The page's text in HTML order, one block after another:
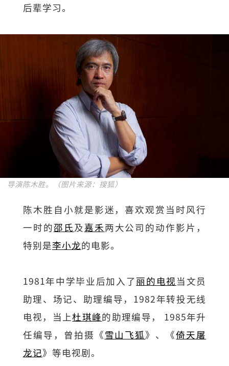
后辈学习。
导演陈木胜。（图片来源：搜狐）
陈木胜自小就是影迷，喜欢观赏当时风行
一时的邵氏及 嘉禾两大公司的动作影片，
特别是李小龙的电影。
1981年中学毕业后加入了丽的电视 当文员
助理、场记、助理编导，1982年转投无线
电视，当上杜琪峰的助理编导， 1985年升
任编导，曾拍摄《雪山飞狐》、《倚天屠
龙记》等电视剧。